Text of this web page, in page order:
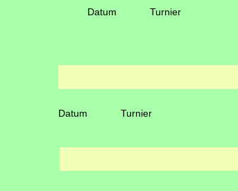
Datum Turnier
Datum Turnier